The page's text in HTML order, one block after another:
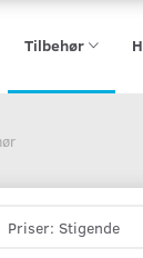
Tilbehør